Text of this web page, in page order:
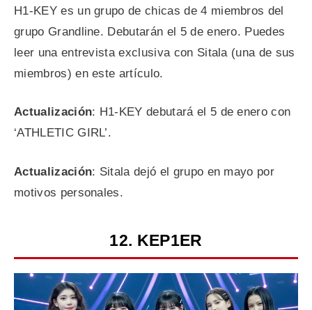
H1-KEY es un grupo de chicas de 4 miembros del
grupo Grandline. Debutarán el 5 de enero. Puedes
leer una entrevista exclusiva con Sitala (una de sus
miembros) en este artículo.
Actualización: H1-KEY debutará el 5 de enero con
‘ATHLETIC GIRL’.
Actualización: Sitala dejó el grupo en mayo por
motivos personales.
12. KEP1ER